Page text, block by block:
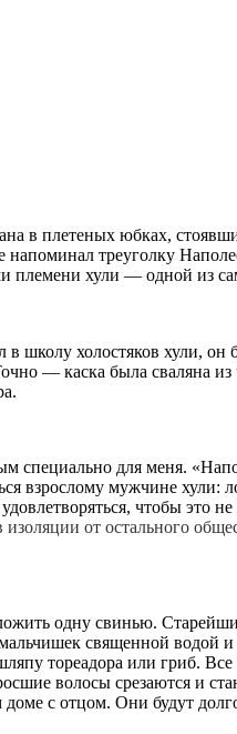
в плетеных юбках,
треуголку
племени хули — одной из
холостяков хули, он
— каска была сваляна
для меня.
взрослому мужчине хули:
чтобы
изоляции от остального
одну свинью.
священной водой
тореадора или гриб.
волосы срезаются и
с отцом. Они будут